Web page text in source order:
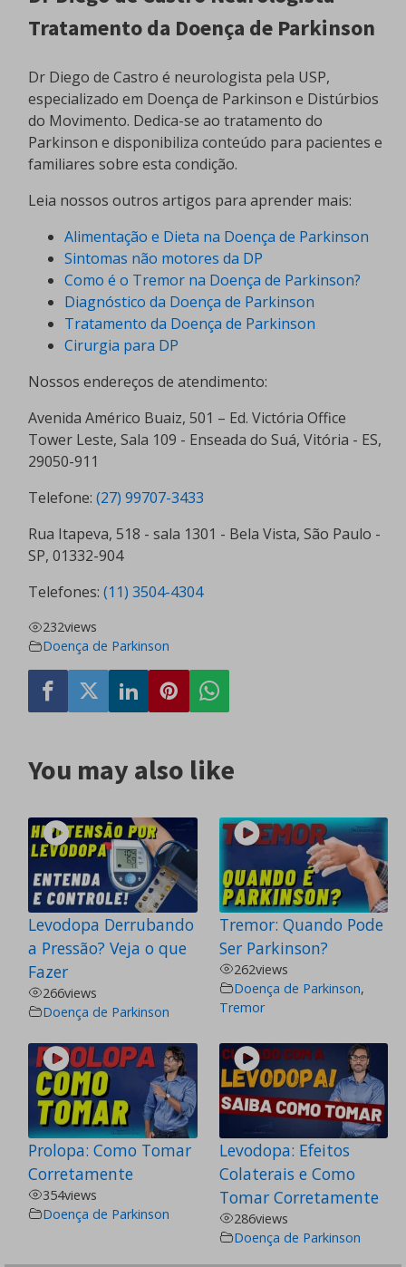
Tratamento da Doença de Parkinson
Dr Diego de Castro é neurologista pela USP,
especializado em Doença de Parkinson e Distúrbios
do Movimento. Dedica-se ao tratamento do
Parkinson e disponibiliza conteúdo para pacientes e
familiares sobre esta condição.
Leia nossos outros artigos para aprender mais:
Alimentação e Dieta na Doença de Parkinson
Sintomas não motores da DP
Como é o Tremor na Doença de Parkinson?
Diagnóstico da Doença de Parkinson
Tratamento da Doença de Parkinson
Cirurgia para DP
Nossos endereços de atendimento:
Avenida Américo Buaiz, 501 – Ed. Victória Office
Tower Leste, Sala 109 - Enseada do Suá, Vitória - ES,
29050-911
Telefone: (27) 99707-3433
Rua Itapeva, 518 - sala 1301 - Bela Vista, São Paulo -
SP, 01332-904
Telefones: (11) 3504-4304
232views
Doença de Parkinson
You may also like
Levodopa Derrubando
a Pressão? Veja o que
Fazer
266views
Doença de Parkinson
Tremor: Quando Pode
Ser Parkinson?
262views
Doença de Parkinson,
Tremor
Prolopa: Como Tomar
Corretamente
354views
Doença de Parkinson
Levodopa: Efeitos
Colaterais e Como
Tomar Corretamente
286views
Doença de Parkinson